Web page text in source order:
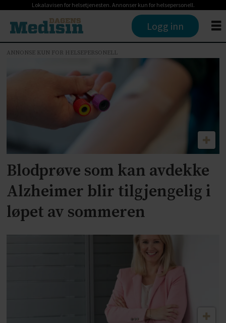
Lokalavisen for helsetjenesten. Annonser kun for helsepersonell.
Logg inn
Tag:
ANNONSE KUN FOR HELSEPERSONELL
Blodprøve som kan avdekke
Alzheimer blir tilgjengelig i
løpet av sommeren